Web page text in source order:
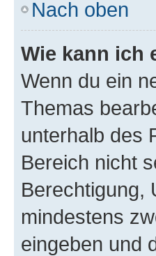
Nach oben
Wie kann ich
Wenn du ein
Themas
unterhalb des
Bereich nicht
Berechtigung,
mindestens
eingeben und